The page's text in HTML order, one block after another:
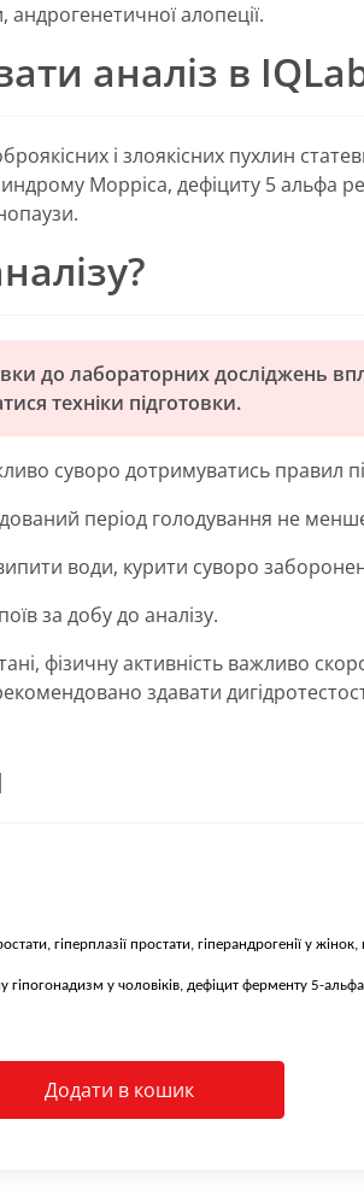
андрогенетичної алопеції.
аналіз в
і злоякісних пухлин
Морріса, дефіциту 5 альфа
до лабораторних досліджень
техніки підготовки.
суворо дотримуватись правил
період голодування не
води, курити суворо
за добу до аналізу.
фізичну активність важливо
здавати
гіперплазії простати, гіперандрогенії у жінок,
у чоловіків, дефіцит ферменту 5-
Додати в кошик